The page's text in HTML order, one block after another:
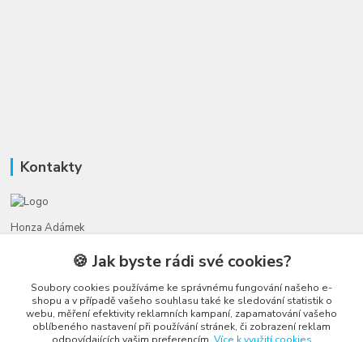
Kontakty
Honza Adámek
(Po-Ne, 9-21 hod.)
honza@autahracky.cz
🍪 Jak byste rádi své cookies?
Soubory cookies používáme ke správnému fungování našeho e-
shopu a v případě vašeho souhlasu také ke sledování statistik o
webu, měření efektivity reklamních kampaní, zapamatování vašeho
oblíbeného nastavení při používání stránek, či zobrazení reklam